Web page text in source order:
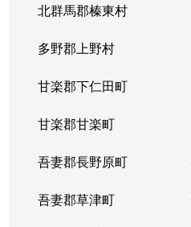
北群馬郡榛東村
多野郡上野村
甘楽郡下仁田町
甘楽郡甘楽町
吾妻郡長野原町
吾妻郡草津町